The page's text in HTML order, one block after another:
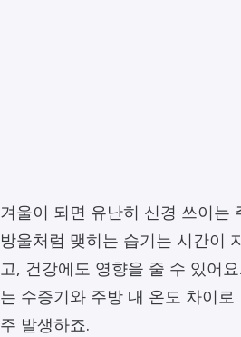
겨울이 되면 유난히 신경 쓰이는
방울처럼 맺히는 습기는 시간이
고, 건강에도 영향을 줄 수 있어
는 수증기와 주방 내 온도 차이
주 발생하죠.